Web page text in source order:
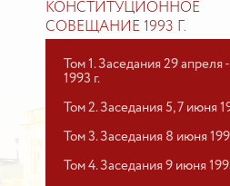
КОНСТИТУЦИОННОЕ
СОВЕЩАНИЕ 1993 Г.
Том 1. Заседания 29 апреля
1993 г.
Том 2. Заседания 5, 7 июня
Том 3. Заседания 8 июня
Том 4. Заседания 9 июня